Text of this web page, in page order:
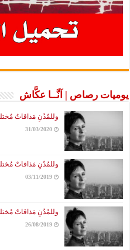
يوميات رصاص | آنَّــا عكَّاش
وللمُدُنِ مَذاقاتٌ
31/03/2020
وللمُدُنِ مَذاقاتٌ
03/11/2019
وللمُدُنِ مَذاقاتٌ
26/08/2019